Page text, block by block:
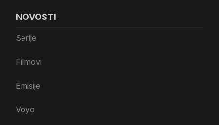
NOVOSTI
Serije
Filmovi
Emisije
Voyo